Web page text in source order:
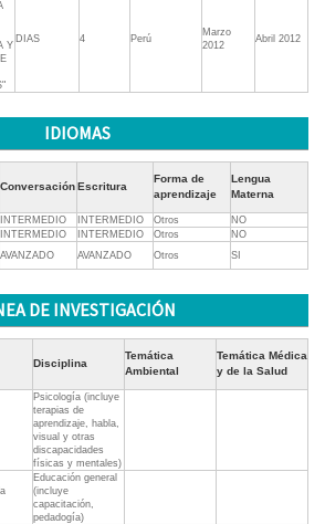
Y
DIAS 4 Perú
Marzo
2012
Abril 2012
IDIOMAS
ConversaciónEscritura
Forma de
aprendizaje
Lengua
Materna
INTERMEDIO INTERMEDIO Otros
NO
INTERMEDIO INTERMEDIO Otros
NO
AVANZADO AVANZADO Otros SI
DE INVESTIGACIÓN
Disciplina
Temática
Ambiental
Temática Médica
y de la Salud
Psicología (incluye
terapias de
aprendizaje, habla,
visual y otras
discapacidades
físicas y mentales)
Educación general
(incluye
capacitación,
pedadogía)